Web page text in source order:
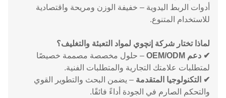
أدوات الربط اليدوية – خفيفة الوزن ومريحة واقتصادية
للاستخدام المتنوع.
لماذا تختار شركة إنچوي لمواد التعبئة والتغليف؟
✔ دعم OEM/ODM
– حلول مخصصة مصممة خصيصًا
لمتطلبات علامتك التجارية والمتطلبات الفنية.
✔ التكنولوجيا المتقدمة – يضمن البحث والتطوير القوي
والتحكم الصارم في الجودة أداءً فائقًا.